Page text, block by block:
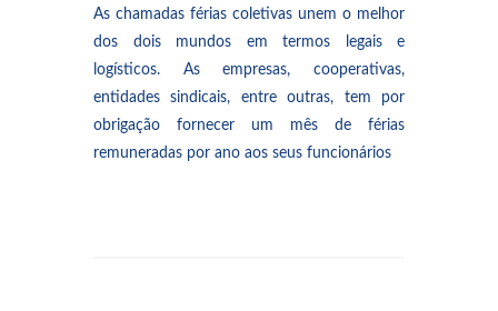
As chamadas férias coletivas unem o melhor
dos dois mundos em termos legais e
logísticos. As empresas, cooperativas,
entidades sindicais, entre outras, tem por
obrigação fornecer um mês de férias
remuneradas por ano aos seus funcionários